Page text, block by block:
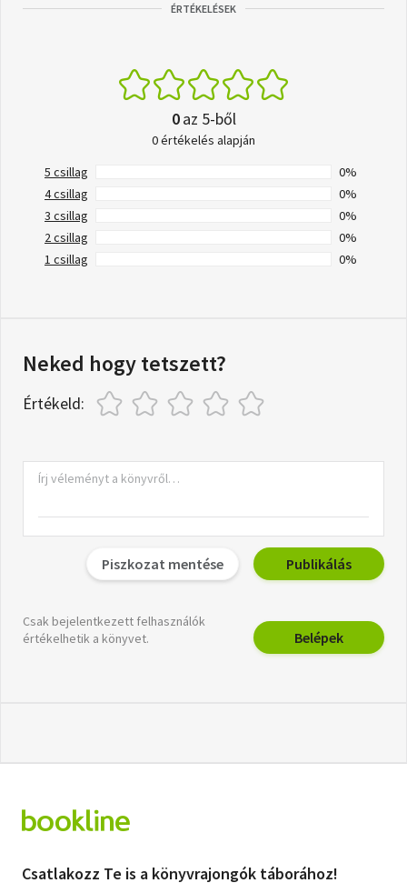
ÉRTÉKELÉSEK
0az 5-ből
0 értékelés alapján
5 csillag
0%
4 csillag
0%
3 csillag
0%
2 csillag
0%
1 csillag
0%
Neked hogy tetszett?
Értékeld:
Piszkozat mentése Publikálás
Csak bejelentkezett felhasználók
értékelhetik a könyvet.
Belépek
Csatlakozz Te is a könyvrajongók táborához!